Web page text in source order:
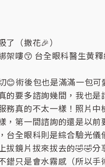
了（撒花🎉）
架嘍😙 台全眼科醫生黄釋
😊術後包也是滿滿一包可
的要多諮詢幾間，我也是
務真的不太一樣！照片中
，第一間諮詢的還是以前
台全眼科則是綜合驗光儀
拔鏡片拔來拔去的🤣🤣分
錯只是會水霧感（所以手